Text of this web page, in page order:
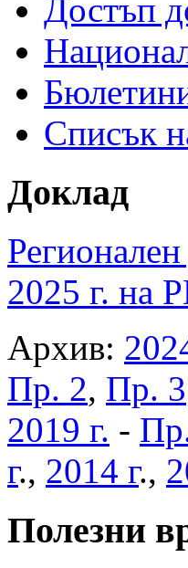
Достъп
Списък
Доклад
2025 г. на
Архив:
Пр. 2, Пр. 3
2019 г. -
г., 2014 г.,
Полезни